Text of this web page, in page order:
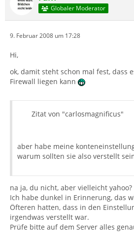
Globaler Moderator
9. Februar 2008 um 17:28
Hi,
ok, damit steht schon mal fest, dass
Firewall liegen kann
Zitat von "carlosmagnificus"
aber habe meine
warum sollten sie also verstellt
na ja, du nicht, aber vielleicht yahoo?
Ich habe dunkel in Erinnerung, das
Öfteren hatten, dass in den
irgendwas verstellt war.
Prüfe bitte auf dem Server alles